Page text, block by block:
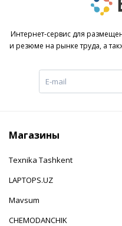
Интернет-сервис для
и резюме на рынке труда, а
Магазины
Texnika Tashkent
LAPTOPS.UZ
Mavsum
CHEMODANCHIK